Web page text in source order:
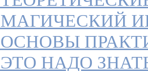
МАГИЧЕСКИЙ
ОСНОВЫ
ЭТО НАДО